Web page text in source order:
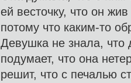
ей весточку, что он
потому что каким-то
Девушка не знала, что
подумает, что она
решит, что с печалью